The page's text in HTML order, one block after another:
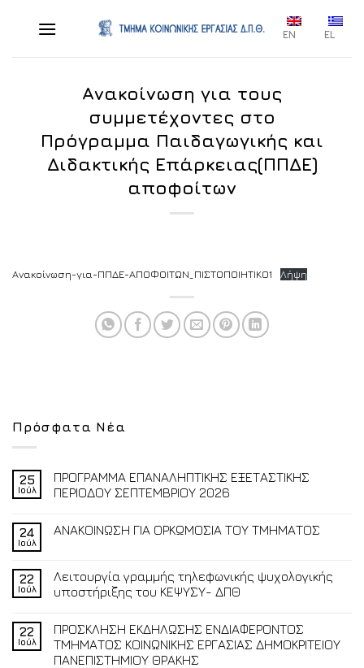
EN EL
Ανακοίνωση για τους
συμμετέχοντες στο
Πρόγραμμα Παιδαγωγικής και
Διδακτικής Επάρκειας(ΠΠΔΕ)
αποφοίτων
Ανακοίνωση-για-ΠΠΔΕ-ΑΠΟΦΟΙΤΩΝ_ΠΙΣΤΟΠΟΙΗΤΙΚΟ1 Λήψη
Πρόσφατα Νέα
25
Ιούλ
ΠΡΟΓΡΑΜΜΑ ΕΠΑΝΑΛΗΠΤΙΚΗΣ ΕΞΕΤΑΣΤΙΚΗΣ
ΠΕΡΙΟΔΟΥ ΣΕΠΤΕΜΒΡΙΟΥ 2026
24
Ιούλ
ΑΝΑΚΟΙΝΩΣΗ ΓΙΑ ΟΡΚΩΜΟΣΙΑ ΤΟΥ ΤΜΗΜΑΤΟΣ
22
Ιούλ
Λειτουργία γραμμής τηλεφωνικής ψυχολογικής
υποστήριξης του ΚΕΨΥΣΥ- ΔΠΘ
22
Ιούλ
ΠΡΟΣΚΛΗΣΗ ΕΚΔΗΛΩΣΗΣ ΕΝΔΙΑΦΕΡΟΝΤΟΣ
ΤΜΗΜΑΤΟΣ ΚΟΙΝΩΝΙΚΗΣ ΕΡΓΑΣΙΑΣ ΔΗΜΟΚΡΙΤΕΙΟΥ
ΠΑΝΕΠΙΣΤΗΜΙΟΥ ΘΡΑΚΗΣ